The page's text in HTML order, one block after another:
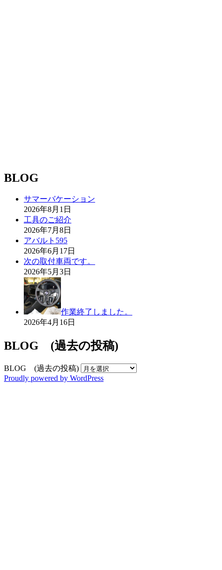
BLOG
サマーバケーション
2026年8月1日
工具のご紹介
2026年7月8日
アバルト595
2026年6月17日
次の取付車両です。
2026年5月3日
作業終了しました。
2026年4月16日
BLOG (過去の投稿)
BLOG (過去の投稿)
Proudly powered by WordPress